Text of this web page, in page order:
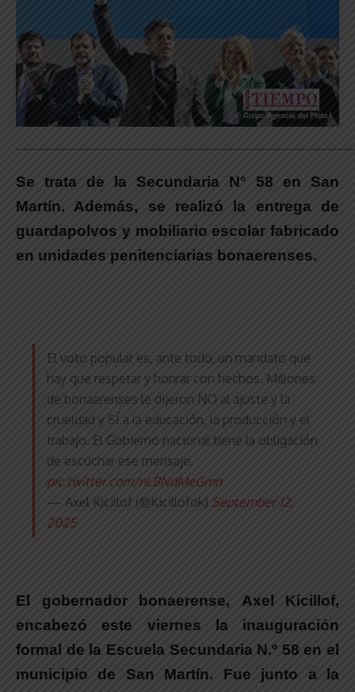
Se trata de la Secundaria N° 58 en San
Martín. Además, se realizó la entrega de
guardapolvos y mobiliario escolar fabricado
en unidades penitenciarias bonaerenses.
El voto popular es, ante todo, un mandato que
hay que respetar y honrar con hechos. Millones
de bonaerenses le dijeron NO al ajuste y la
crueldad y SÍ a la educación, la producción y el
trabajo. El Gobierno nacional tiene la obligación
de escuchar ese mensaje.
pic.twitter.com/nLBNdMeGmn
— Axel Kicillof (@Kicillofok) September 12,
2025
El gobernador bonaerense, Axel Kicillof,
encabezó este viernes la inauguración
formal de la Escuela Secundaria N.º 58 en el
municipio de San Martín. Fue junto a la